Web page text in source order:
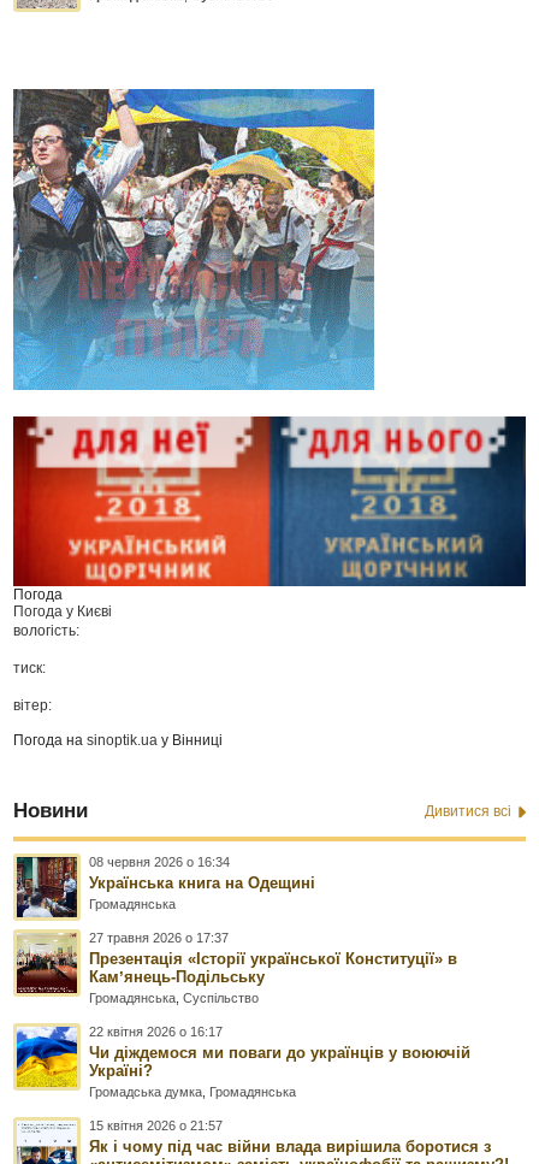
Погода
Погода у Києві
вологість:
тиск:
вітер:
Погода наsinoptik.ua у Вінниці
Новини Дивитися всі
08 червня 2026 о 16:34
Українська книга на Одещині
Громадянська
27 травня 2026 о 17:37
Презентація «Історії української Конституції» в
Камʼянець-Подільську
Громадянська ,Суспільство
22 квітня 2026 о 16:17
Чи діждемося ми поваги до українців у воюючій
Україні?
Громадська думка Громадянська
15 квітня 2026 о 21:57
Як і чому під час війни влада вирішила боротися з